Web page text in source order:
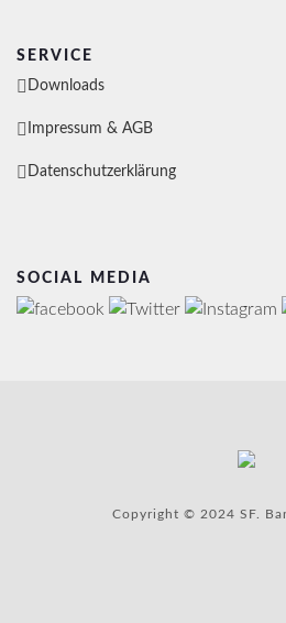
SERVICE
Downloads
Impressum & AGB
Datenschutzerklärung
SOCIAL MEDIA
Copyright © 2024 SF.